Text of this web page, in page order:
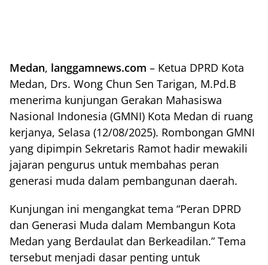
Medan, langgamnews.com – Ketua DPRD Kota
Medan, Drs. Wong Chun Sen Tarigan, M.Pd.B
menerima kunjungan Gerakan Mahasiswa
Nasional Indonesia (GMNI) Kota Medan di ruang
kerjanya, Selasa (12/08/2025). Rombongan GMNI
yang dipimpin Sekretaris Ramot hadir mewakili
jajaran pengurus untuk membahas peran
generasi muda dalam pembangunan daerah.
Kunjungan ini mengangkat tema “Peran DPRD
dan Generasi Muda dalam Membangun Kota
Medan yang Berdaulat dan Berkeadilan.” Tema
tersebut menjadi dasar penting untuk